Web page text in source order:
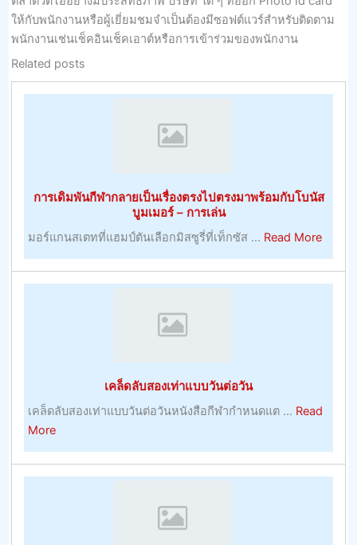
ให้กับพนักงานหรือผู้เยี่ยมชมจำเป็นต้องมีซอฟต์แวร์สำหรับติดตาม
พนักงานเช่นเช็คอินเช็คเอาต์หรือการเข้าร่วมของพนักงาน
Related posts
การเดิมพันกีฬากลายเป็นเรื่องตรงไปตรงมาพร้อมกับโบนัส
บูมเมอร์ – การเล่น
มอร์แกนสเตทที่แฮมป์ตันเลือกมิสซูรี่ที่เท็กซัส ... Read Moreabout
การ
เดิม
ไป
พร้อม
เคล็ดลับสองเท่าแบบวันต่อวัน
เคล็ดลับสองเท่าแบบวันต่อวันหนังสือกีฬากำหนดแต ... Read
Moreabout
เคล็ด
ลับ